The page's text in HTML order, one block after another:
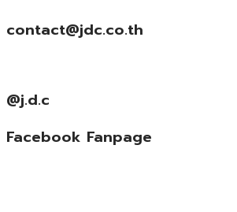
contact@jdc.co.th
@j.d.c
Facebook Fanpage